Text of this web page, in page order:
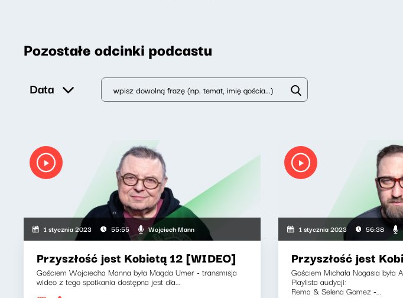
Pozostałe odcinki podcastu
Data
1 stycznia 2023 55:55 Wojciech Mann
Przyszłość jest Kobietą 12 [WIDEO]
Gościem Wojciecha Manna była Magda Umer - transmisja
wideo z tego spotkania dostępna jest dla...
1 stycznia 2023 56:38
Przyszłość jest
Gościem Michała Nogasia była
Playlista audycji:
Rema & Selena Gomez -...